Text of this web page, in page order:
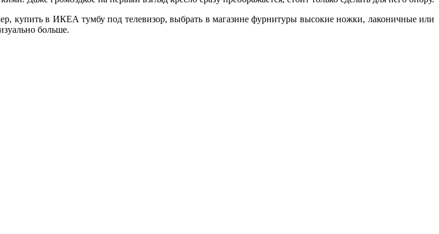
купить в ИКЕА тумбу под телевизор, выбрать в магазине фурнитуры высокие ножки, лаконичные или
больше.